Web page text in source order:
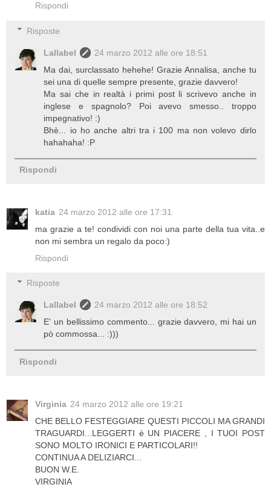
Rispondi
Risposte
Lallabel
24 marzo 2012 alle ore 18:51
Ma dai, surclassato hehehe! Grazie Annalisa, anche tu
sei una di quelle sempre presente, grazie davvero!
Ma sai che in realtà i primi post li scrivevo anche in
inglese e spagnolo? Poi avevo smesso.. troppo
impegnativo! :)
Bhè... io ho anche altri tra i 100 ma non volevo dirlo
hahahaha! :P
Rispondi
katia 24 marzo 2012 alle ore 17:31
ma grazie a te! condividi con noi una parte della tua vita..e
non mi sembra un regalo da poco:)
Rispondi
Risposte
Lallabel
24 marzo 2012 alle ore 18:52
E' un bellissimo commento... grazie davvero, mi hai un
pò commossa... :)))
Rispondi
Virginia 24 marzo 2012 alle ore 19:21
CHE BELLO FESTEGGIARE QUESTI PICCOLI MA GRANDI
TRAGUARDI...LEGGERTI è UN PIACERE , I TUOI POST
SONO MOLTO IRONICI E PARTICOLARI!!
CONTINUA A DELIZIARCI...
BUON W.E.
VIRGINIA